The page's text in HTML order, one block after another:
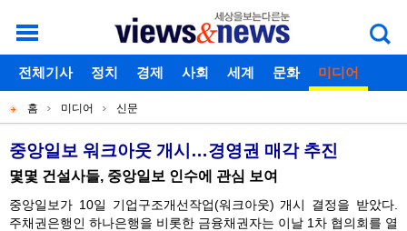
개
별
메
뉴
로그인 회원가입 아이디찾기 비밀번호찾기
주
메
뉴
전체기사 정치 경제 사회 세계 문화 미디어
스포츠 칼럼 독자게시판
현
재
위
치
홈 미디어 신문
기
사
목
중앙일보 워크아웃 개시…경영권 매각 추진
몇몇 건설사들, 중앙일보 인수에 관심 보여
중앙일보가 10일 기업구조개선작업(워크아웃) 개시 결정을 받았다.
주채권은행인 하나은행을 비롯한 금융채권자는 이날 1차 협의회를 열